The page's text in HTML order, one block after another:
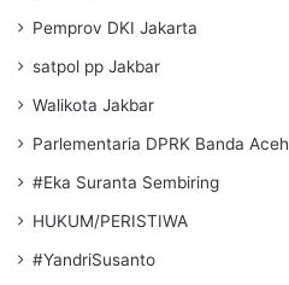
Pemprov DKI Jakarta
satpol pp Jakbar
Walikota Jakbar
Parlementaria DPRK Banda Aceh
#Eka Suranta Sembiring
HUKUM/PERISTIWA
#YandriSusanto